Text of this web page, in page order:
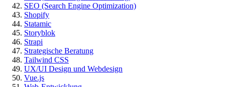
SEO (Search Engine Optimization)
Shopify
Statamic
Storyblok
Strapi
Strategische Beratung
Tailwind CSS
UX/UI Design und Webdesign
Vue.js